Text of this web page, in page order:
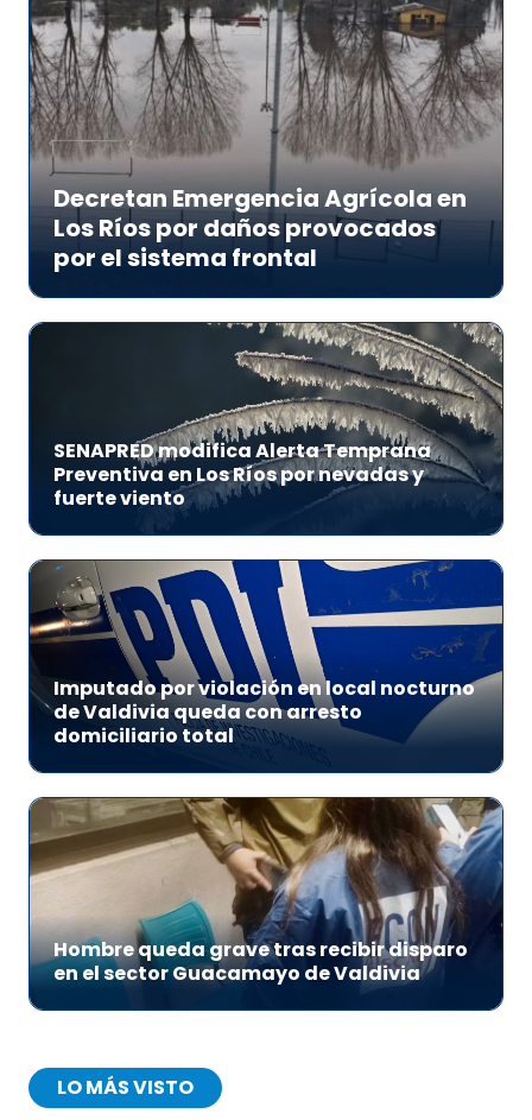
Decretan Emergencia Agrícola en
Los Ríos por daños provocados
por el sistema frontal
SENAPRED modifica Alerta Temprana
Preventiva en Los Ríos por nevadas y
fuerte viento
Imputado por violación en local nocturno
de Valdivia queda con arresto
domiciliario total
Hombre queda grave tras recibir disparo
en el sector Guacamayo de Valdivia
LO MÁS VISTO